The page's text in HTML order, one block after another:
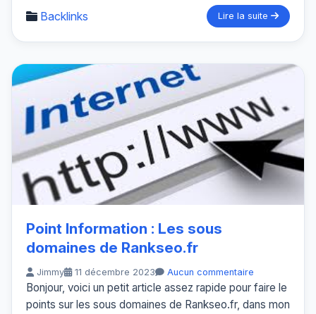
Backlinks Lire la suite
Point Information : Les sous
domaines de Rankseo.fr
Jimmy 11 décembre 2023 Aucun commentaire
Bonjour, voici un petit article assez rapide pour faire le
points sur les sous domaines de Rankseo.fr, dans mon